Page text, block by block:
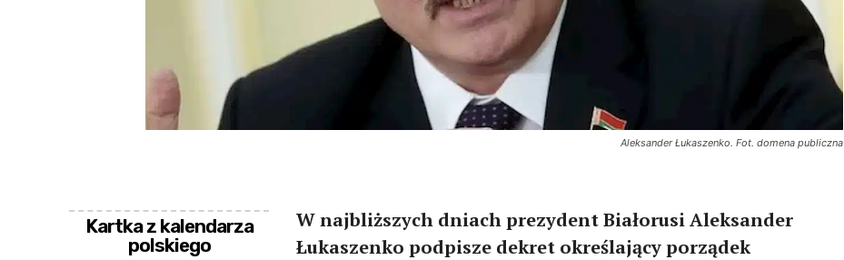
Aleksander Łukaszenko. Fot. domena publiczna
Kartka z kalendarza
polskiego
W najbliższych dniach prezydent Białorusi Aleksander
Łukaszenko podpisze dekret określający porządek